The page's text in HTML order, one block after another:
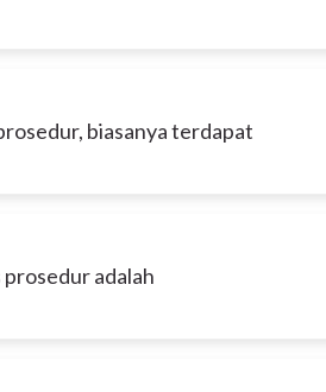
biasanya terdapat
adalah